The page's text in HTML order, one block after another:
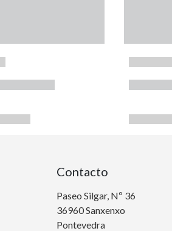
Contacto
Paseo Silgar, Nº 36
36960 Sanxenxo
Pontevedra